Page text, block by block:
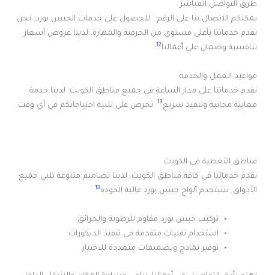
طرق التواصل المباشر
يمكنكم الاتصال بنا على الرقم للحصول على خدمات الجبس بورد. نحن
نقدم خدماتنا بأعلى مستوى من الحرفية والمهارة. لدينا عروض أسعار
تنافسية وضمان على أعمالنا12
.
مواعيد العمل والخدمة
نقدم خدماتنا على مدار الساعة في جميع مناطق الكويت. لدينا خدمة
معاينة مجانية وتنفيذ سريع13. نحرص على تلبية احتياجاتكم في أي وقت.
مناطق التغطية في الكويت
نقدم خدماتنا في كافة مناطق الكويت. لدينا تصاميم متنوعة تلبي جميع
الأذواق. نستخدم ألواح جبس بورد عالية الجودة13
.
تركيب جبس بورد مقاوم للرطوبة والحرائق
استخدام تقنيات متقدمة في تنفيذ الديكورات
توفير نماذج وتصميمات متعددة للاختيار